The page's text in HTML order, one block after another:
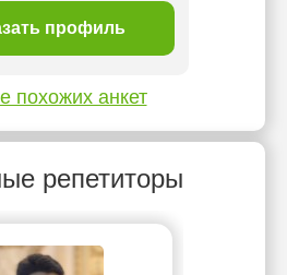
профиль
похожих анкет
репетиторы